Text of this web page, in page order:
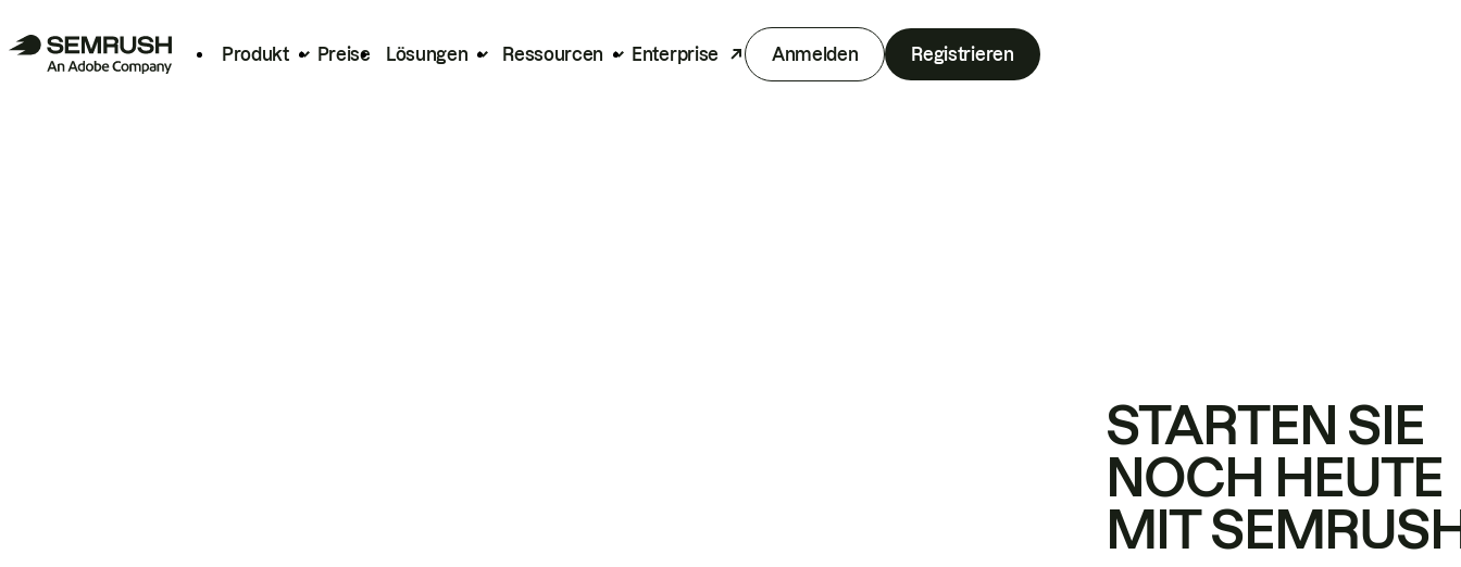
Produkt Preise Lösungen Ressourcen Enterprise Anmelden Registrieren
STARTEN SIE
NOCH HEUTE
MIT